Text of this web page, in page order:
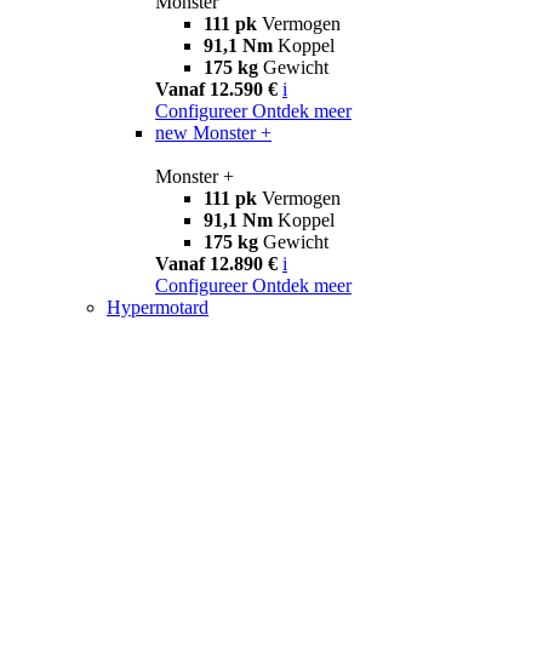
111 pk Vermogen
91,1 Nm Koppel
175 kg Gewicht
Vanaf 12.590 € i
Configureer Ontdek meer
new Monster +
Monster +
111 pk Vermogen
91,1 Nm Koppel
175 kg Gewicht
Vanaf 12.890 € i
Configureer Ontdek meer
Hypermotard